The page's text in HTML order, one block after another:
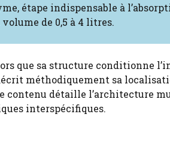
étape indispensable à
de 0,5 à 4 litres.
que sa structure conditionne
méthodiquement sa
contenu détaille l’architecture
interspécifiques.